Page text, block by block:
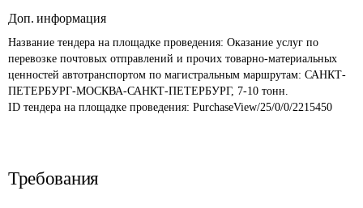
Доп. информация
Название тендера на площадке проведения: Оказание услуг по
перевозке почтовых отправлений и прочих товарно-материальных
ценностей автотранспортом по магистральным маршрутам: САНКТ-
ПЕТЕРБУРГ-МОСКВА-САНКТ-ПЕТЕРБУРГ, 7-10 тонн.
ID тендера на площадке проведения: PurchaseView/25/0/0/2215450
Требования